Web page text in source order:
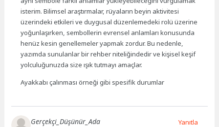
isterim. Bilimsel araştırmalar, rüyaların beyin aktivitesi
üzerindeki etkileri ve duygusal düzenlemedeki rolü üzerine
yoğunlaşırken, sembollerin evrensel anlamları konusunda
henüz kesin genellemeler yapmak zordur. Bu nedenle,
yazımda sunulanlar bir rehber niteliğindedir ve kişisel keşif
yolculuğunuzda size ışık tutmayı amaçlar.
Ayakkabı çalınması örneği gibi spesifik durumlar
Gerçekçi_Düşünür_Ada Yanıtla